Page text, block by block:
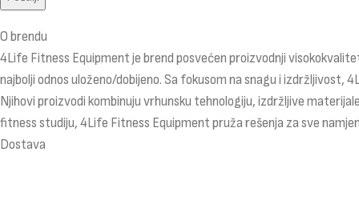
O brendu
4Life Fitness Equipment je brend posvećen proizvodnji
najbolji odnos uloženo/dobijeno. Sa fokusom na snagu i
Njihovi proizvodi kombinuju vrhunsku tehnologiju, izdržljive
fitness studiju, 4Life Fitness Equipment pruža rešenja za sve
Dostava